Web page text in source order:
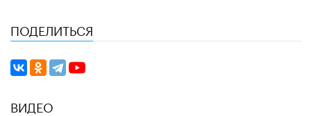
ПОДЕЛИТЬСЯ
ВИДЕО